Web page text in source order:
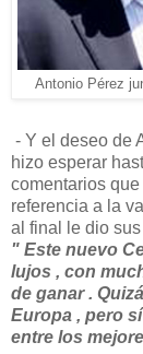
Antonio Pérez
- Y el deseo de
hizo esperar
comentarios
referencia a la
al final le dio
" Este nuevo
lujos , con
de ganar .
Europa , pero
entre los